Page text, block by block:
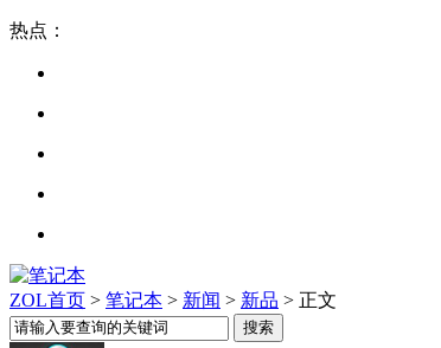
热点：
ZOL首页 > 笔记本 > 新闻 > 新品 > 正文